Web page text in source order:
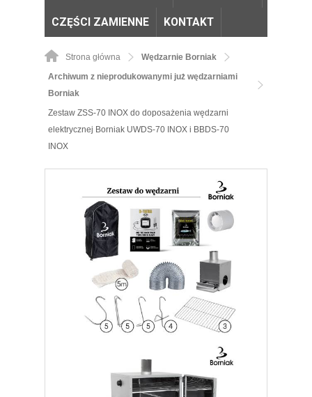
CZĘŚCI ZAMIENNE KONTAKT
Strona główna
Wędzarnie Borniak
Archiwum z nieprodukowanymi już wędzarniami
Borniak
Zestaw ZSS-70 INOX do doposażenia wędzarni
elektrycznej Borniak UWDS-70 INOX i BBDS-70
INOX